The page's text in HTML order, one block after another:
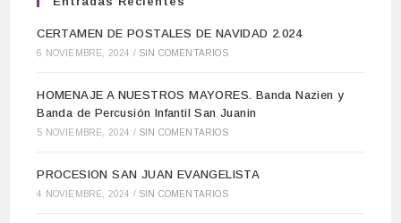
CERTAMEN DE POSTALES DE NAVIDAD 2.024
6 NOVIEMBRE, 2024 / SIN COMENTARIOS
HOMENAJE A NUESTROS MAYORES. Banda Nazien y
Banda de Percusión Infantil San Juanin
5 NOVIEMBRE, 2024 / SIN COMENTARIOS
PROCESION SAN JUAN EVANGELISTA
4 NOVIEMBRE, 2024 / SIN COMENTARIOS